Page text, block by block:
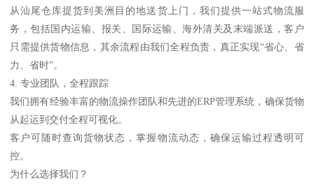
从汕尾仓库提货到美洲目的地送货上门，我们提供一站式物流服
务，包括国内运输、报关、国际运输、海外清关及末端派送，客户
只需提供货物信息，其余流程由我们全程负责，真正实现“省心、省
力、省时”。
4. 专业团队，全程跟踪
我们拥有经验丰富的物流操作团队和先进的ERP管理系统，确保货物
从起运到交付全程可视化。
客户可随时查询货物状态，掌握物流动态，确保运输过程透明可
控。
为什么选择我们？